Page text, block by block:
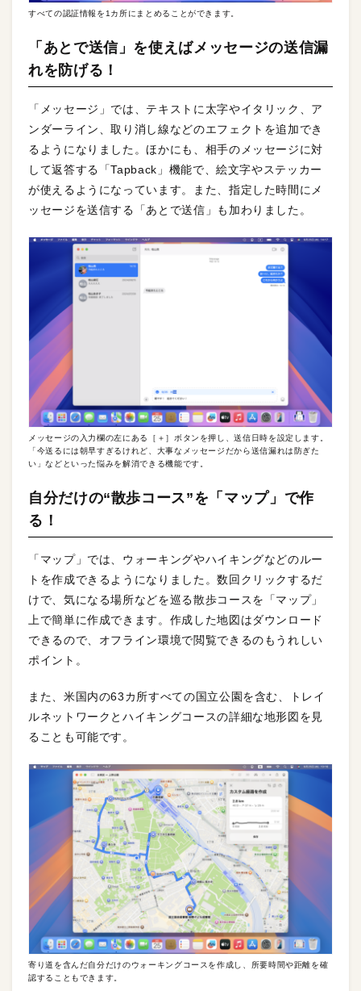
すべての認証情報を1カ所にまとめることができます。
「あとで送信」を使えばメッセージの送信漏
れを防げる！
「メッセージ」では、テキストに太字やイタリック、ア
ンダーライン、取り消し線などのエフェクトを追加でき
るようになりました。ほかにも、相手のメッセージに対
して返答する「Tapback」機能で、絵文字やステッカー
が使えるようになっています。また、指定した時間にメ
ッセージを送信する「あとで送信」も加わりました。
メッセージの入力欄の左にある［＋］ボタンを押し、送信日時を設定します。
「今送るには朝早すぎるけれど、大事なメッセージだから送信漏れは防ぎた
い」などといった悩みを解消できる機能です。
自分だけの“散歩コース”を「マップ」で作
る！
「マップ」では、ウォーキングやハイキングなどのルー
トを作成できるようになりました。数回クリックするだ
けで、気になる場所などを巡る散歩コースを「マップ」
上で簡単に作成できます。作成した地図はダウンロード
できるので、オフライン環境で閲覧できるのもうれしい
ポイント。
また、米国内の63カ所すべての国立公園を含む、トレイ
ルネットワークとハイキングコースの詳細な地形図を見
ることも可能です。
寄り道を含んだ自分だけのウォーキングコースを作成し、所要時間や距離を確
認することもできます。